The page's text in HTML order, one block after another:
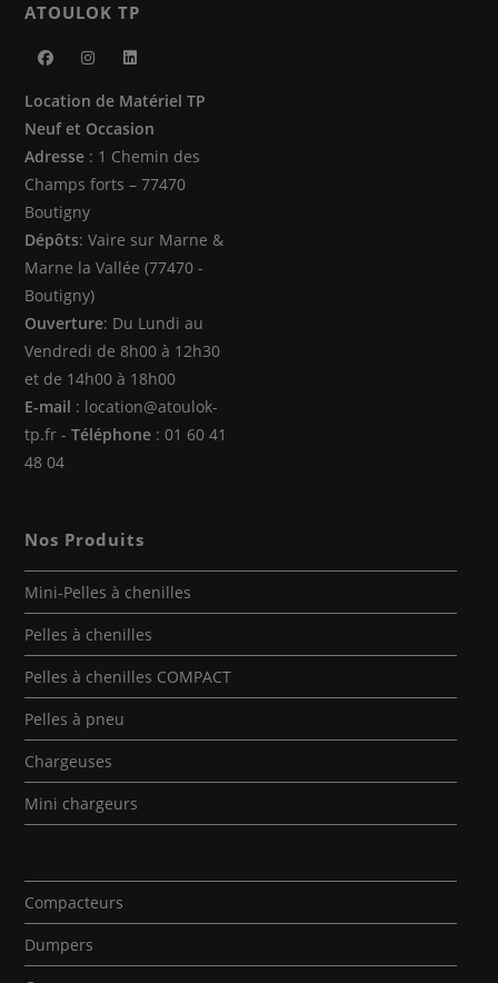
ATOULOK TP
dans
un
nouvel
onglet
dans
un
nouvel
onglet
dans
un
nouvel
onglet
Location de Matériel TP
Neuf et Occasion
Adresse : 1 Chemin des
Champs forts – 77470
Boutigny
Dépôts: Vaire sur Marne &
Marne la Vallée (77470 -
Boutigny)
Ouverture: Du Lundi au
Vendredi de 8h00 à 12h30
et de 14h00 à 18h00
E-mail : location@atoulok-
tp.fr -Téléphone : 01 60 41
48 04
Nos Produits
Mini-Pelles à chenilles
Pelles à chenilles
Pelles à chenilles COMPACT
Pelles à pneu
Chargeuses
Mini chargeurs
Compacteurs
Dumpers